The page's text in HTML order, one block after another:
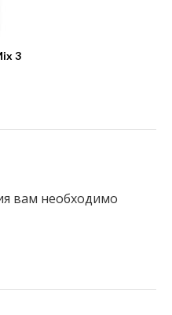
3
вам необходимо